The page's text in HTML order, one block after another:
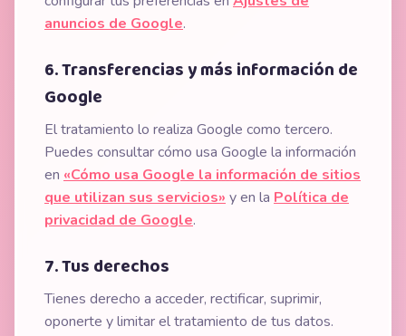
anuncios de Google.
6. Transferencias y más información de
Google
El tratamiento lo realiza Google como tercero.
Puedes consultar cómo usa Google la información
en «Cómo usa Google la información de sitios
que utilizan sus servicios» y en la Política de
privacidad de Google.
7. Tus derechos
Tienes derecho a acceder, rectificar, suprimir,
oponerte y limitar el tratamiento de tus datos.